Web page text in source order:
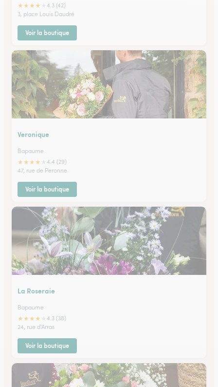
★★★★
4.3 (42)
3, place Louis Daudré
Voir la boutique
Veronique
Bapaume
★★★★
4.4 (29)
47, rue de Peronne
Voir la boutique
La Roseraie
Bapaume
★★★★
4.3 (38)
24, rue d'Arras
Voir la boutique